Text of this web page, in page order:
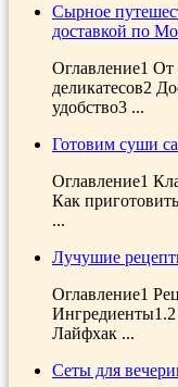
Сырное
доставкой по
Оглавление1 От
деликатесов2
удобство3 ...
Готовим суши
Оглавление1
Как
...
Лучушие
Оглавление1
Ингредиенты1.2
Лайфхак ...
Сеты для